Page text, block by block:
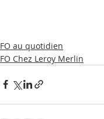
FO au quotidien
FO Chez Leroy Merlin